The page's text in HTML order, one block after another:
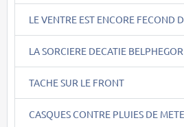
LE VENTRE EST ENCORE FECOND
LA SORCIERE DECATIE BELPHEGOR
TACHE SUR LE FRONT
CASQUES CONTRE PLUIES DE